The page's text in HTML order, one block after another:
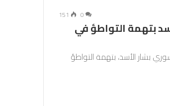
0
151
بتهمة التواطؤ في
بشار الأسد، بتهمة التواطؤ